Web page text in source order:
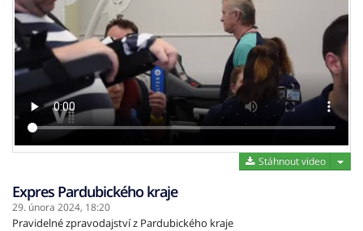
Stáhnout video
Expres Pardubického kraje
29. února 2024, 18:20
Pravidelné zpravodajství z Pardubického kraje